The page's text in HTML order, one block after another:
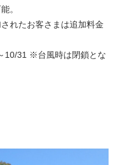
。
れたお客さまは追加料金
10/31 ※台風時は閉鎖とな